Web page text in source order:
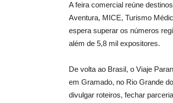
A feira comercial reúne
Aventura, MICE, Turismo
espera superar os números
além de 5,8 mil expositores.
De volta ao Brasil, o Viaje
em Gramado, no Rio Grande
divulgar roteiros, fechar